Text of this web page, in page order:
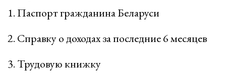
1. Паспорт гражданина Беларуси
2. Справку о доходах за последние 6 месяцев
3. Трудовую книжку